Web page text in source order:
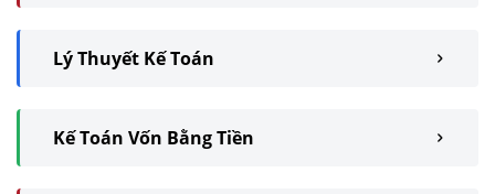
Lý Thuyết Kế Toán
Kế Toán Vốn Bằng Tiền